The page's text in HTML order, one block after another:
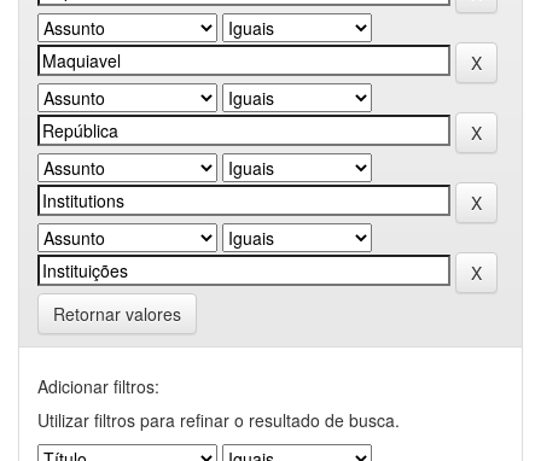
Retornar valores
Adicionar filtros:
Utilizar filtros para refinar o resultado de busca.